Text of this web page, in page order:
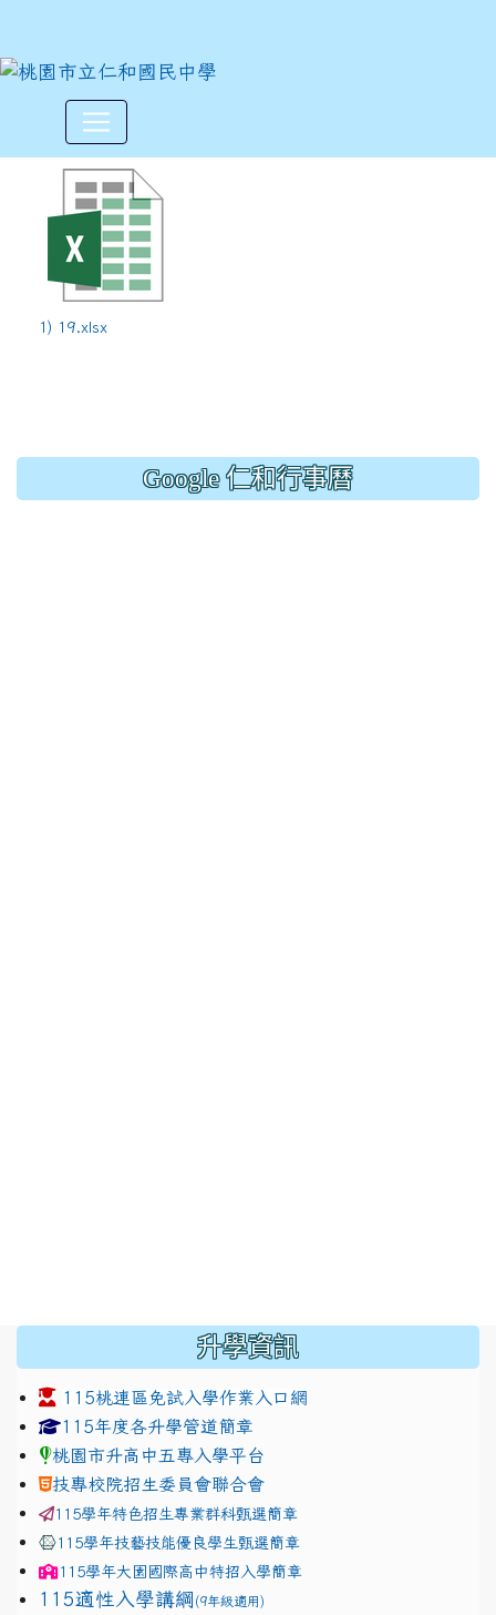
113學年度上學期第19週12/
1) 19.xlsx
Google 仁和行事曆
升學資訊
115桃連區免試入學作業入口網
link to https://www.jhjhs.tyc.edu.tw/modules/
115年度各升學管道簡章
桃園市升高中五專入學平台
技專校院招生委員會聯合會
115學年特色招生專業群科甄選簡章
115學年技藝技能優良學生甄選簡章
115學年大園國際高中特招入學簡章
115適性入學講綱 (9年級適用)